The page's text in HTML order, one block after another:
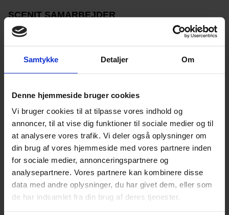
Samtykke Detaljer Om
Denne hjemmeside bruger cookies
Vi bruger cookies til at tilpasse vores indhold og
annoncer, til at vise dig funktioner til sociale medier og til
at analysere vores trafik. Vi deler også oplysninger om
din brug af vores hjemmeside med vores partnere inden
for sociale medier, annonceringspartnere og
analysepartnere. Vores partnere kan kombinere disse
data med andre oplysninger, du har givet dem, eller som
de har indsamlet fra din brug af deres tjenester.
SCENIT SAMARBEJDER
med teatrene i Det Københavnske Teatersamarbejde.
Betty Nansen Teatret, Folketeatret, Nørrebro Teater og
SLOTS - OG KULTURSTYRELSEN
Scenit samarbejder med Statens Kunstfond og Slots- og
Kulturstyrelsen om formidlingstilskud, statistik og
Scenen.dk m.m.